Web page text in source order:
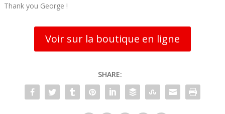
Thank you George !
Voir sur la boutique en ligne
SHARE: